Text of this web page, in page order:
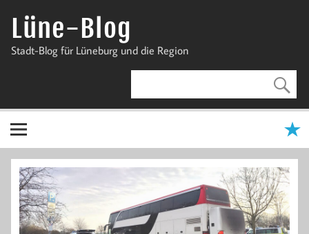
InhaltLüne-Blog
Stadt-Blog für Lüneburg und die Region